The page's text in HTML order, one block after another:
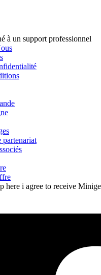
à un support professionnel
partenariat
here i agree to receive